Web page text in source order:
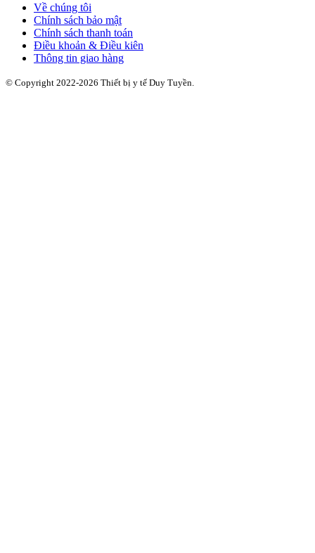
Về chúng tôi
Chính sách bảo mật
Chính sách thanh toán
Điều khoản & Điều kiên
Thông tin giao hàng
© Copyright 2022-2026 Thiết bị y tế Duy Tuyền.